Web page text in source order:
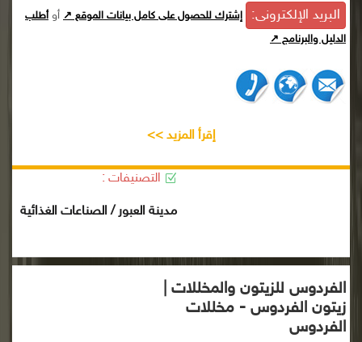
البريد الإلكترونى: إشترك للحصول على كامل بيانات الموقع ↗ أوأطلب
الدليل والبرنامج ↗
إقرأ المزيد >>
التصنيفات :
مدينة العبور / الصناعات الغذائية
الفردوس للزيتون والمخللات |
زيتون الفردوس - مخللات
الفردوس